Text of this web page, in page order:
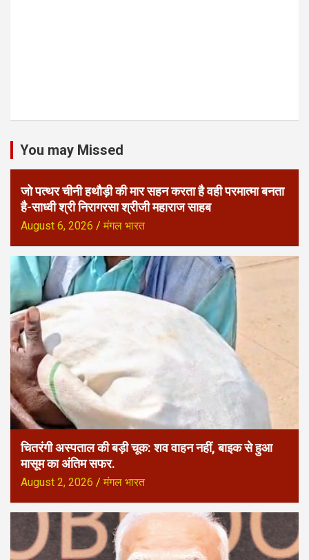
You may Missed
जो पत्थर चीनी हथौड़ी की मार सहन करता है वही परमात्मा बनता
है-साध्वी श्री निरागरसा श्रीजी महाराज साहब
August 6, 2026 मंगल भारत
चितरंगी अस्पताल की बड़ी चूक: शव वाहन नहीं, बाइक से हुआ
मासूम का अंतिम सफर.
August 2, 2026 मंगल भारत